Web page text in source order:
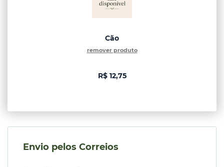
Cão
remover produto
R$ 12,75
Envio pelos Correios